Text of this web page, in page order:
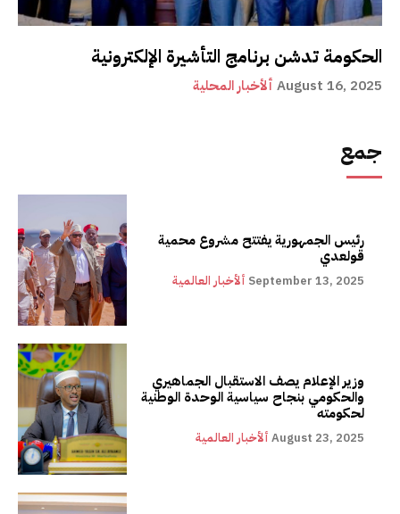
الحكومة تدشن برنامج التأشيرة الإلكترونية
ألأخبار المحلية August 16, 2025
جمع
رئيس الجمهورية يفتتح مشروع محمية
قولعدي
ألأخبار العالمية September 13, 2025
وزير الإعلام يصف الاستقبال الجماهيري
والحكومي بنجاح سياسية الوحدة الوطنية
لحكومته
ألأخبار العالمية August 23, 2025